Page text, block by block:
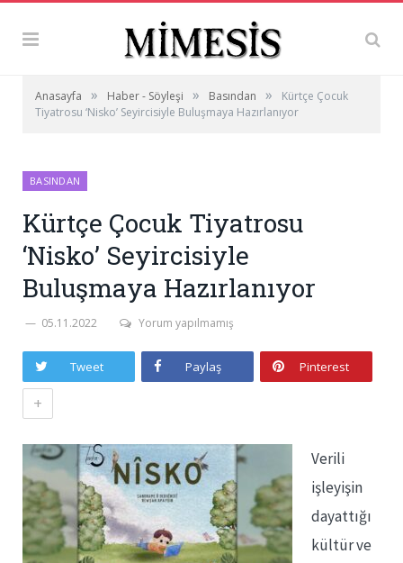
Anasayfa » Haber - Söyleşi » Basından »
Kürtçe Çocuk
Tiyatrosu ‘Nisko’ Seyircisiyle Buluşmaya Hazırlanıyor
BASINDAN
Kürtçe Çocuk Tiyatrosu
‘Nisko’ Seyircisiyle
Buluşmaya Hazırlanıyor
05.11.2022 Yorum yapılmamış
Tweet Paylaş Pinterest
+
Verili
işleyişin
dayattığı
kültür ve